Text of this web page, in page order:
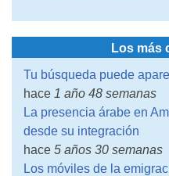
Los más
Tu búsqueda puede
hace 1 año 48 semanas
La presencia árabe en
desde su integración
hace 5 años 30 semanas
Los móviles de la